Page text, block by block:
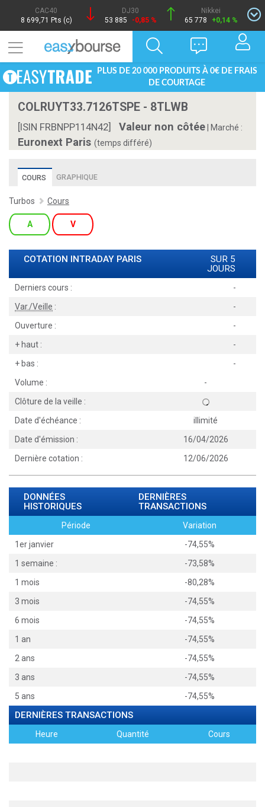
CAC40
8 699,71 Pts (c)
DJ30
53 885
-0,85 %
Nikkei
65 778
+0,14 %
PLUS DE 20 000 PRODUITS À 0€ DE FRAIS
DE COURTAGE
COLRUYT33.7126TSPE - 8TLWB
[ISIN FRBNPP114N42] Valeur non côtée Marché :
Euronext Paris (temps différé)
COURS GRAPHIQUE
Turbos Cours
A V
COTATION INTRADAY PARIS
SUR 5
JOURS
Derniers cours :
-
Var./Veille :
-
Ouverture :
-
+ haut :
-
+ bas :
-
Volume :
-
Clôture de la veille :
Date d'échéance :
illimité
Date d'émission :
16/04/2026
Dernière cotation :
12/06/2026
DONNÉES
HISTORIQUES
DERNIÈRES
TRANSACTIONS
Période
Variation
1er janvier
-74,55%
1 semaine :
-73,58%
1 mois
-80,28%
3 mois
-74,55%
6 mois
-74,55%
1 an
-74,55%
2 ans
-74,55%
3 ans
-74,55%
5 ans
-74,55%
DERNIÈRES TRANSACTIONS
Heure Quantité Cours